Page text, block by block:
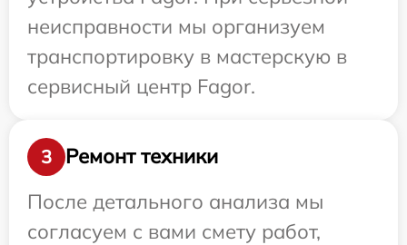
неисправности мы организуем
транспортировку в мастерскую в
сервисный центр Fagor.
3
Ремонт техники
После детального анализа мы
согласуем с вами смету работ,